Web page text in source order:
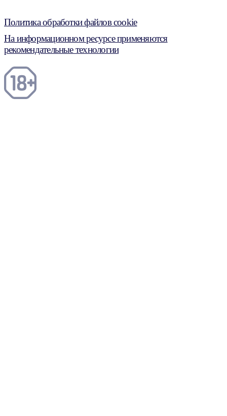
Политика обработки файлов cookie
На информационном ресурсе применяются
рекомендательные технологии